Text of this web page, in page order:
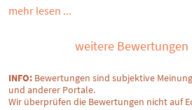
mehr lesen ...
weitere Bewertungen
INFO: Bewertungen sind subjektive
und anderer Portale.
Wir überprüfen die Bewertungen nicht auf